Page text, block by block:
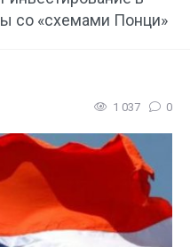
со «схемами Понци»
1 037 0